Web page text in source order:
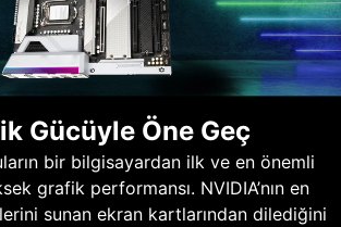
Gücüyle Öne Geç
bir bilgisayardan ilk ve en önemli
grafik performansı. NVIDIA’nın en
sunan ekran kartlarından dilediğini